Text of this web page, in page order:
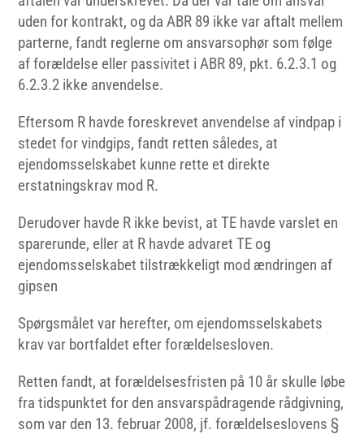
uden for kontrakt, og da ABR 89 ikke var aftalt mellem
parterne, fandt reglerne om ansvarsophør som følge
af forældelse eller passivitet i ABR 89, pkt. 6.2.3.1 og
6.2.3.2 ikke anvendelse.
Eftersom R havde foreskrevet anvendelse af vindpap i
stedet for vindgips, fandt retten således, at
ejendomsselskabet kunne rette et direkte
erstatningskrav mod R.
Derudover havde R ikke bevist, at TE havde varslet en
sparerunde, eller at R havde advaret TE og
ejendomsselskabet tilstrækkeligt mod ændringen af
gipsen
Spørgsmålet var herefter, om ejendomsselskabets
krav var bortfaldet efter forældelsesloven.
Retten fandt, at forældelsesfristen på 10 år skulle løbe
fra tidspunktet for den ansvarspådragende rådgivning,
som var den 13. februar 2008, jf. forældelseslovens §